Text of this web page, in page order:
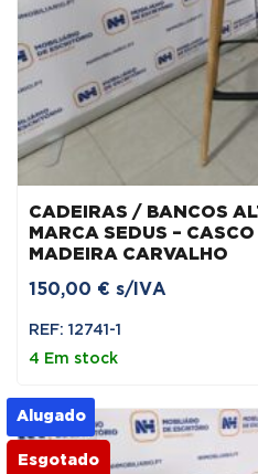
CADEIRAS / BANCOS
MARCA SEDUS –
MADEIRA CARVALHO
150,00 € s/IVA
REF: 12741-1
4 Em stock
Alugado
Esgotado